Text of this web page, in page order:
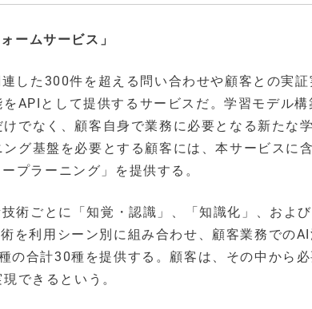
ームサービス」
した300件を超える問い合わせや顧客との実証
APIとして提供するサービスだ。学習モデル構
でなく、顧客自身で業務に必要となる新たな
グ基盤を必要とする顧客には、本サービスに
プラーニング」を提供する。
術ごとに「知覚・認識」、「知識化」、および
を利用シーン別に組み合わせ、顧客業務でのAI
の合計30種を提供する。顧客は、その中から
できるという。